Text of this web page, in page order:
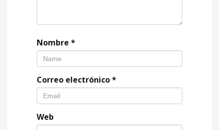
Nombre *
Correo electrónico*
Web